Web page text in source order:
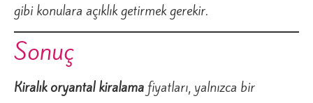
gibi konulara açıklık getirmek gerekir.
Sonuç
Kiralık oryantal kiralama fiyatları, yalnızca bir